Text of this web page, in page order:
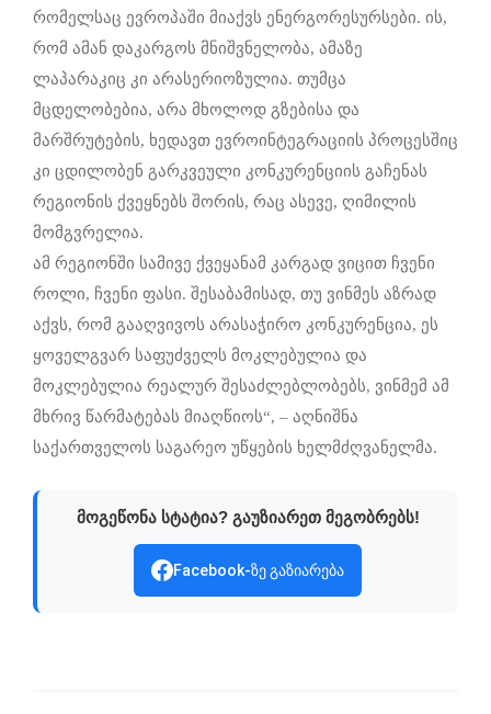
რომელსაც ევროპაში მიაქვს ენერგორესურსები. ის,
რომ ამან დაკარგოს მნიშვნელობა, ამაზე
ლაპარაკიც კი არასერიოზულია. თუმცა
მცდელობებია, არა მხოლოდ გზებისა და
მარშრუტების, ხედავთ ევროინტეგრაციის პროცესშიც
კი ცდილობენ გარკვეული კონკურენციის გაჩენას
რეგიონის ქვეყნებს შორის, რაც ასევე, ღიმილის
მომგვრელია.
ამ რეგიონში სამივე ქვეყანამ კარგად ვიცით ჩვენი
როლი, ჩვენი ფასი. შესაბამისად, თუ ვინმეს აზრად
აქვს, რომ გააღვივოს არასაჭირო კონკურენცია, ეს
ყოველგვარ საფუძველს მოკლებულია და
მოკლებულია რეალურ შესაძლებლობებს, ვინმემ ამ
მხრივ წარმატებას მიაღწიოს“, – აღნიშნა
საქართველოს საგარეო უწყების ხელმძღვანელმა.
მოგეწონა სტატია? გაუზიარეთ მეგობრებს!
Facebook-ზე გაზიარება